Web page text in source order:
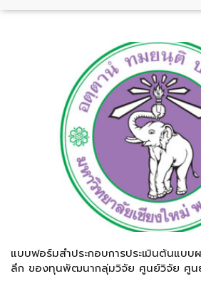
แบบฟอร์มสำประกอบการประเมินต้นแบ
ลึก ของทุนพัฒนากลุ่มวิจัย ศูนย์วิจัย ศูนย์